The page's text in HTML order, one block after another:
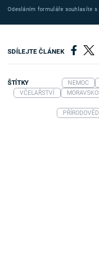
Odesláním formuláře souhlasíte s
SDÍLEJTE ČLÁNEK
ŠTÍTKY NEMOC
VČELAŘSTVÍ